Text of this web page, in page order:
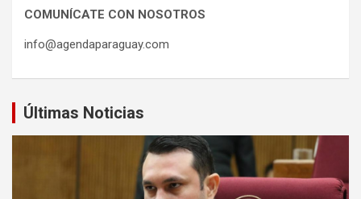
COMUNÍCATE CON NOSOTROS
info@agendaparaguay.com
Últimas Noticias